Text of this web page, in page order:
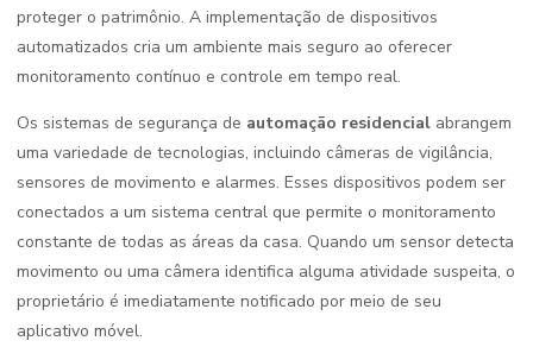
proteger o patrimônio. A implementação de dispositivos
automatizados cria um ambiente mais seguro ao oferecer
monitoramento contínuo e controle em tempo real.
Os sistemas de segurança de automação residencial abrangem
uma variedade de tecnologias, incluindo câmeras de vigilância,
sensores de movimento e alarmes. Esses dispositivos podem ser
conectados a um sistema central que permite o monitoramento
constante de todas as áreas da casa. Quando um sensor detecta
movimento ou uma câmera identifica alguma atividade suspeita, o
proprietário é imediatamente notificado por meio de seu
aplicativo móvel.